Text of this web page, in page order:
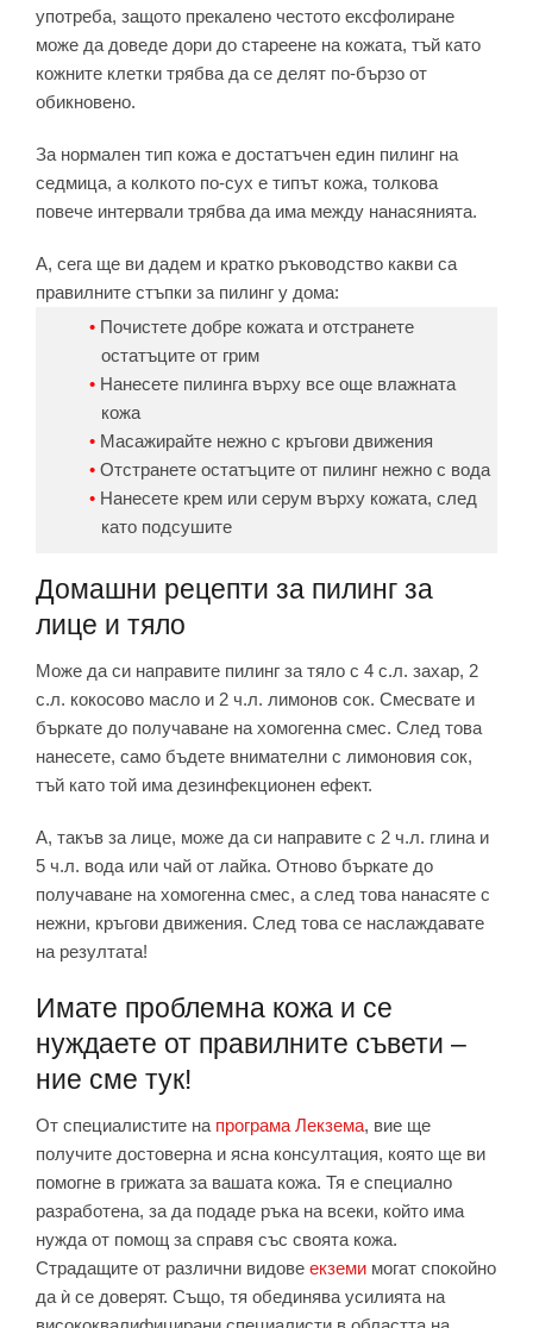
употреба, защото прекалено честото ексфолиране
може да доведе дори до стареене на кожата, тъй като
кожните клетки трябва да се делят по-бързо от
обикновено.
За нормален тип кожа е достатъчен един пилинг на
седмица, а колкото по-сух е типът кожа, толкова
повече интервали трябва да има между нанасянията.
А, сега ще ви дадем и кратко ръководство какви са
правилните стъпки за пилинг у дома:
Почистете добре кожата и отстранете
остатъците от грим
Нанесете пилинга върху все още влажната
кожа
Масажирайте нежно с кръгови движения
Отстранете остатъците от пилинг нежно с вода
Нанесете крем или серум върху кожата, след
като подсушите
Домашни рецепти за пилинг за
лице и тяло
Може да си направите пилинг за тяло с 4 с.л. захар, 2
с.л. кокосово масло и 2 ч.л. лимонов сок. Смесвате и
бъркате до получаване на хомогенна смес. След това
нанесете, само бъдете внимателни с лимоновия сок,
тъй като той има дезинфекционен ефект.
А, такъв за лице, може да си направите с 2 ч.л. глина и
5 ч.л. вода или чай от лайка. Отново бъркате до
получаване на хомогенна смес, а след това нанасяте с
нежни, кръгови движения. След това се наслаждавате
на резултата!
Имате проблемна кожа и се
нуждаете от правилните съвети –
ние сме тук!
От специалистите на програма Лекзема, вие ще
получите достоверна и ясна консултация, която ще ви
помогне в грижата за вашата кожа. Тя е специално
разработена, за да подаде ръка на всеки, който има
нужда от помощ за справя със своята кожа.
Страдащите от различни видове екземи могат спокойно
да ѝ се доверят. Също, тя обединява усилията на